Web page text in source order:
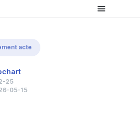
Comparer les mutuelles
acte
25
05-15